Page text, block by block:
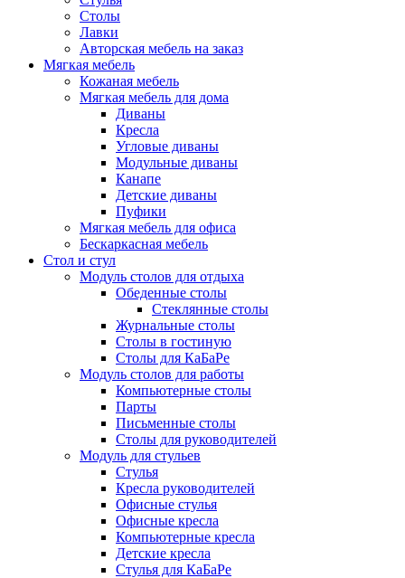
Столы
Лавки
Авторская мебель на заказ
Мягкая мебель
Кожаная мебель
Мягкая мебель для дома
Диваны
Кресла
Угловые диваны
Модульные диваны
Канапе
Детские диваны
Пуфики
Мягкая мебель для офиса
Бескаркасная мебель
Стол и стул
Модуль столов для отдыха
Обеденные столы
Стеклянные столы
Журнальные столы
Столы в гостиную
Столы для КаБаРе
Модуль столов для работы
Компьютерные столы
Парты
Письменные столы
Столы для руководителей
Модуль для стульев
Стулья
Кресла руководителей
Офисные стулья
Офисные кресла
Компьютерные кресла
Детские кресла
Стулья для КаБаРе